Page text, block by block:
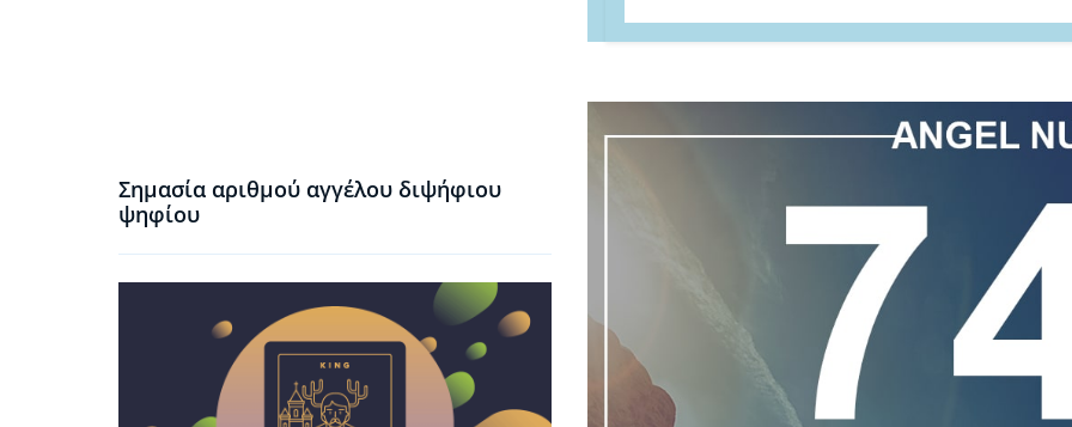
Σημασία αριθμού αγγέλου διψήφιου
ψηφίου